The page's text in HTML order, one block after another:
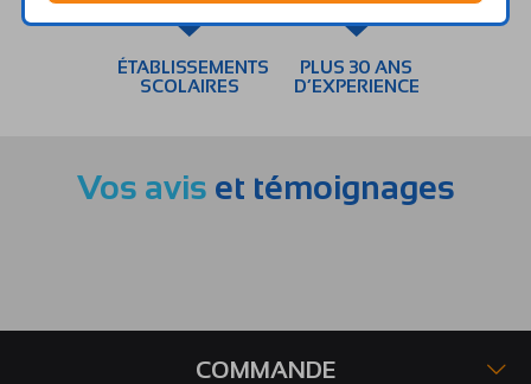
ÉTABLISSEMENTS
SCOLAIRES
PLUS 30 ANS
D’EXPERIENCE
Vos avis et témoignages
COMMANDE